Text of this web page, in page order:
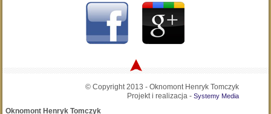
© Copyright 2013 - Oknomont Henryk Tomczyk
Projekt i realizacja - Systemy Media
Oknomont Henryk Tomczyk